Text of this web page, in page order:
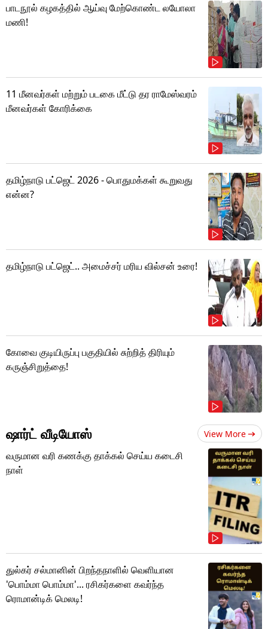
பாடநூல் கழகத்தில் ஆய்வு மேற்கொண்ட லயோலா
மணி!
11 மீனவர்கள் மற்றும் படகை மீட்டு தர ராமேஸ்வரம்
மீனவர்கள் கோரிக்கை
தமிழ்நாடு பட்ஜெட் 2026 - பொதுமக்கள் கூறுவது
என்ன?
தமிழ்நாடு பட்ஜெட்.. அமைச்சர் மரிய வில்சன் உரை!
கோவை குடியிருப்பு பகுதியில் சுற்றித் திரியும்
கருஞ்சிறுத்தை!
ஷார்ட் வீடியோஸ் View More
வருமான வரி கணக்கு தாக்கல் செய்ய கடைசி
நாள்
துல்கர் சல்மானின் பிறந்தநாளில் வெளியான
'பொம்மா பொம்மா'... ரசிகர்களை கவர்ந்த
ரொமான்டிக் மெலடி!